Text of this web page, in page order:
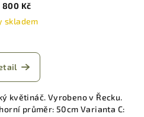
800 Kč
skladem
květináč. Vyrobeno v Řecku.
průměr: 50cm Varianta C: